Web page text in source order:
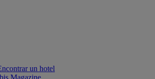
un hotel
Magazine